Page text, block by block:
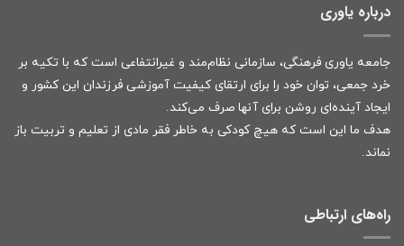
درباره یاوری
جامعه یاوری فرهنگی، سازمانی نظام‌مند و غیرانتفاعی است که با تکیه بر
خرد جمعی، توان خود را برای ارتقای کیفیت آموزشی فرزندان این کشور و
ایجاد آینده‌ای روشن برای آنها صرف می‌کند.
هدف ما این است که هیچ کودکی به خاطر فقر مادی از تعلیم و تربیت باز
نماند.
راه‌های ارتباطی